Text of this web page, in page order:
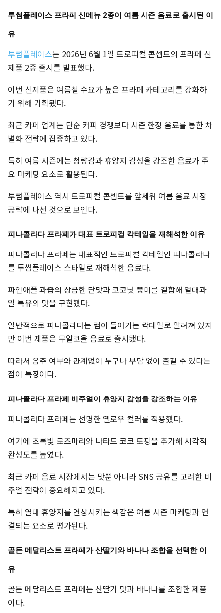
투썸플레이스 프라페 신메뉴 2종이 여름 시즌 음료로 출시된 이
유
투썸플레이스는 2026년 6월 1일 트로피컬 콘셉트의 프라페 신
제품 2종 출시를 발표했다.
이번 신제품은 여름철 수요가 높은 프라페 카테고리를 강화하
기 위해 기획됐다.
최근 카페 업계는 단순 커피 경쟁보다 시즌 한정 음료를 통한 차
별화 전략에 집중하고 있다.
특히 여름 시즌에는 청량감과 휴양지 감성을 강조한 음료가 주
요 마케팅 요소로 활용된다.
투썸플레이스 역시 트로피컬 콘셉트를 앞세워 여름 음료 시장
공략에 나선 것으로 보인다.
피나콜라다 프라페가 대표 트로피컬 칵테일을 재해석한 이유
피나콜라다 프라페는 대표적인 트로피컬 칵테일인 피나콜라다
를 투썸플레이스 스타일로 재해석한 음료다.
파인애플 과즙의 상큼한 단맛과 코코넛 풍미를 결합해 열대과
일 특유의 맛을 구현했다.
일반적으로 피나콜라다는 럼이 들어가는 칵테일로 알려져 있지
만 이번 제품은 무알코올 음료로 출시됐다.
따라서 음주 여부와 관계없이 누구나 부담 없이 즐길 수 있다는
점이 특징이다.
피나콜라다 프라페 비주얼이 휴양지 감성을 강조하는 이유
피나콜라다 프라페는 선명한 옐로우 컬러를 적용했다.
여기에 초록빛 로즈마리와 나타드 코코 토핑을 추가해 시각적
완성도를 높였다.
최근 카페 음료 시장에서는 맛뿐 아니라 SNS 공유를 고려한 비
주얼 전략이 중요해지고 있다.
특히 열대 휴양지를 연상시키는 색감은 여름 시즌 마케팅과 연
결되는 요소로 평가된다.
골든 메달리스트 프라페가 산딸기와 바나나 조합을 선택한 이
유
골든 메달리스트 프라페는 산딸기 맛과 바나나를 조합한 제품
이다.